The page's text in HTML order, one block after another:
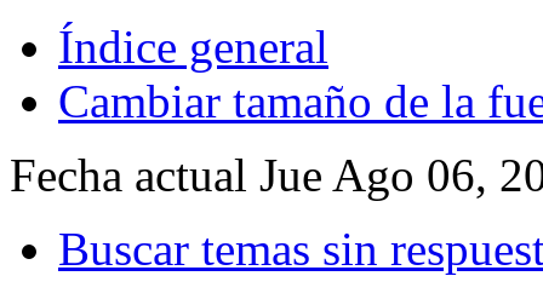
Índice general
Cambiar tamaño de la
Fecha actual Jue Ago 06,
Buscar temas sin